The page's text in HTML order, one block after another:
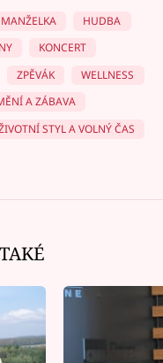
MANŽELKA
HUDBA
KONCERT
ZPĚVÁK
WELLNESS
A ZÁBAVA
STYL A VOLNÝ ČAS